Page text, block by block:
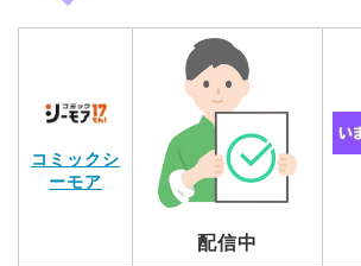
コミックシ
ーモア
配信中